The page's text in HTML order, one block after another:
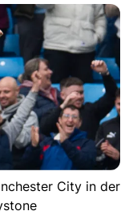
City in der